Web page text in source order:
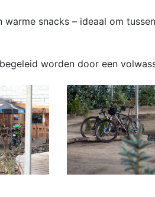
snacks – ideaal om
worden door een